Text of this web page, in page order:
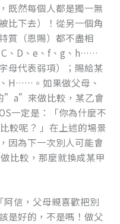
既然每個人都是獨一無
比下去）！從另一個角
質（恩賜）都不盡相
C、D、e、f、g、h……
母代表弱項）；賜給某
H……。如果做父母、
”a”來做比較，某乙會
一定是：「你為什麼不
呢？ 」在上述的場景
因為下一次別人可能會
較，那麼就換成某甲
阿信，父母親喜歡把別
是好的，不是嗎！做父